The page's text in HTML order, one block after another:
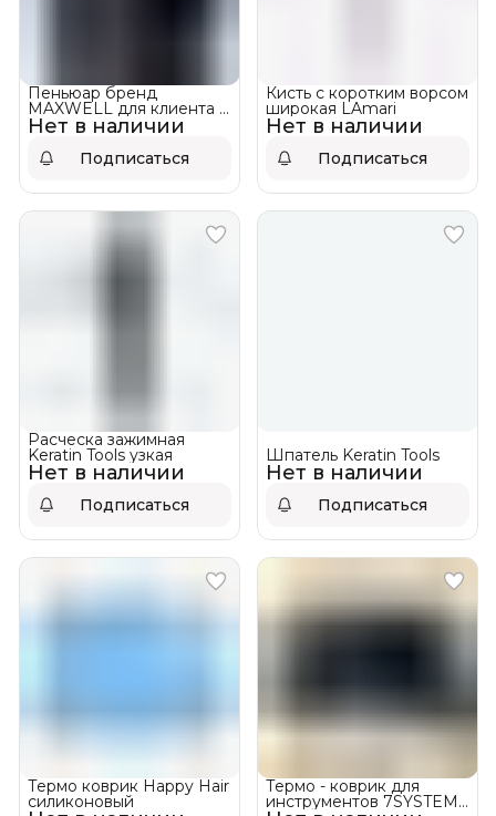
Нет в наличии
Пеньюар бренд
MAXWELL для клиента с
логотипом
Подписаться
Нет в наличии
Кисть с коротким ворсом
широкая LAmari
Подписаться
Нет в наличии
Расческа зажимная
Keratin Tools узкая
Подписаться
Нет в наличии
Шпатель Keratin Tools
Подписаться
Термо коврик Happy Hair
силиконовый
Термо - коврик для
инструментов 7SYSTEMS